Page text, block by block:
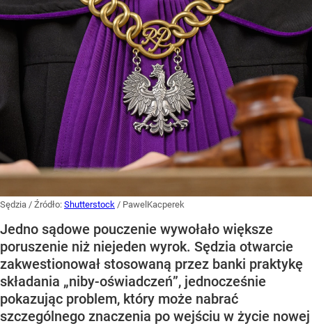
Sędzia / Źródło: Shutterstock / PawelKacperek
Jedno sądowe pouczenie wywołało większe
poruszenie niż niejeden wyrok. Sędzia otwarcie
zakwestionował stosowaną przez banki praktykę
składania „niby-oświadczeń”, jednocześnie
pokazując problem, który może nabrać
szczególnego znaczenia po wejściu w życie nowej